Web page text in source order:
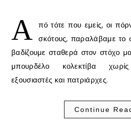
Α
πό τότε που εμείς, οι
σκότους, παραλάβαμε το
βαδίζουμε σταθερά στον στόχο
μπουρδέλο κολεκτίβα
εξουσιαστές και πατριάρχες.
Continue